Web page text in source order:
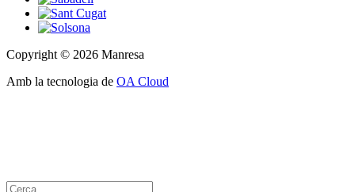
Copyright © 2026 Manresa
Amb la tecnologia de OA Cloud